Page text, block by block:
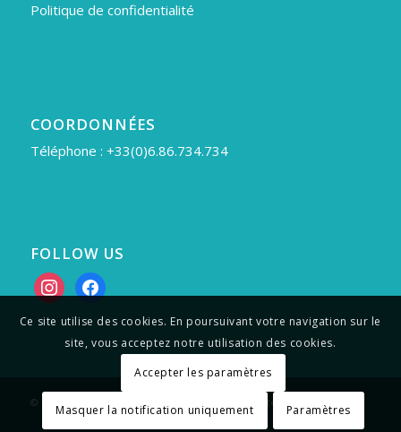
Politique de confidentialité
COORDONNÉES
Téléphone : +33(0)6.86.734.734
FOLLOW US
instagramfacebook
© Copyright - Massage Turbinada. Création site internet :
Ce site utilise des cookies. En poursuivant votre navigation sur le
site, vous acceptez notre utilisation des cookies.
Accepter les paramètres
Masquer la notification uniquement Paramètres